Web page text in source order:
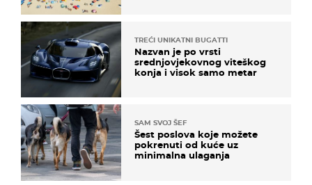
TREĆI UNIKATNI BUGATTI
Nazvan je po vrsti
srednjovjekovnog viteškog
konja i visok samo metar
SAM SVOJ ŠEF
Šest poslova koje možete
pokrenuti od kuće uz
minimalna ulaganja